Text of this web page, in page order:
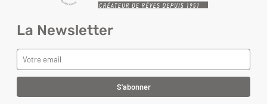
La Newsletter